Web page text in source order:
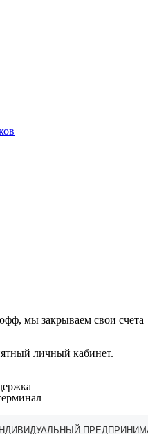
мы закрываем свои счета
личный кабинет.